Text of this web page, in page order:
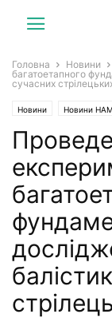
Головна Новини
багатоетапного
сучасних
Новини Новини